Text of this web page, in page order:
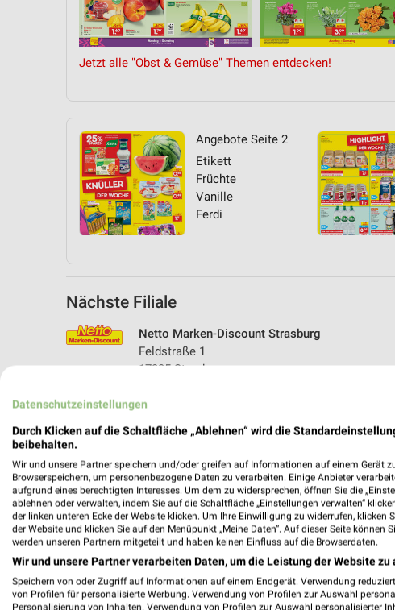
Jetzt alle "Obst & Gemüse" Themen entdecken!
Angebote Seite 2
Etikett
Früchte
Vanille
Ferdi
Nächste Filiale
Netto Marken-Discount Strasburg
Feldstraße 1
17335 Strasburg
Datenschutzeinstellungen
Durch Klicken auf die Schaltfläche „Ablehnen“ wird die
beibehalten.
Wir und unsere Partner speichern und/oder greifen auf Informationen auf einem Gerät
Browserspeichern, um personenbezogene Daten zu verarbeiten. Einige Anbieter
aufgrund eines berechtigten Interesses. Um dem zu widersprechen, öffnen Sie die
ablehnen oder verwalten, indem Sie auf die Schaltfläche „Einstellungen verwalten“
der linken unteren Ecke der Website klicken. Um Ihre Einwilligung zu widerrufen, klicken
der Website und klicken Sie auf den Menüpunkt „Meine Daten“. Auf dieser Seite können
werden unseren Partnern mitgeteilt und haben keinen Einfluss auf die Browserdaten.
Wir und unsere Partner verarbeiten Daten, um die Leistung der Website
Speichern von oder Zugriff auf Informationen auf einem Endgerät. Verwendung
von Profilen für personalisierte Werbung. Verwendung von Profilen zur Auswahl
Personalisierung von Inhalten. Verwendung von Profilen zur Auswahl personalisierter